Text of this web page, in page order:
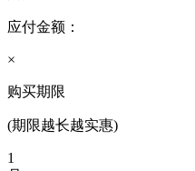
应付金额：
×
购买期限
(期限越长越实惠)
1